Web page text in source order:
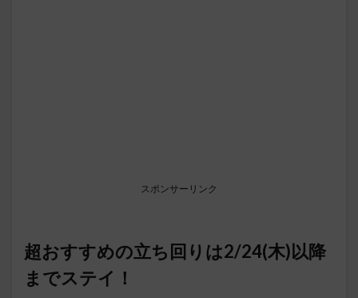
スポンサーリンク
超おすすめの立ち回りは2/24(木)以降
までステイ！